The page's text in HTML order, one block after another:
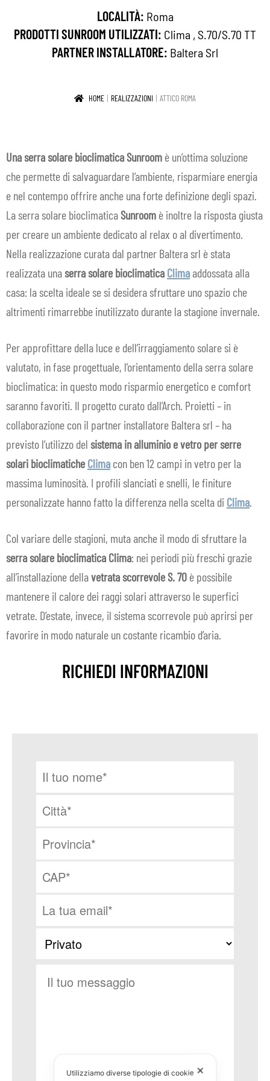
IN EVIDENZA
CONTATTI
LOCALITÀ: Roma
PRODOTTI SUNROOM UTILIZZATI: Clima , S.70/S.70 TT
PARTNER INSTALLATORE: Baltera Srl
HOME REALIZZAZIONI ATTICO ROMA
Una serra solare bioclimatica Sunroom è un’ottima soluzione
che permette di salvaguardare l’ambiente, risparmiare energia
e nel contempo offrire anche una forte definizione degli spazi.
La serra solare bioclimatica Sunroom è inoltre la risposta giusta
per creare un ambiente dedicato al relax o al divertimento.
Nella realizzazione curata dal partner Baltera srl è stata
realizzata una serra solare bioclimatica Clima addossata alla
casa: la scelta ideale se si desidera sfruttare uno spazio che
altrimenti rimarrebbe inutilizzato durante la stagione invernale.
Per approfittare della luce e dell’irraggiamento solare si è
valutato, in fase progettuale, l’orientamento della serra solare
bioclimatica: in questo modo risparmio energetico e comfort
saranno favoriti. Il progetto curato dall’Arch. Proietti – in
collaborazione con il partner installatore Baltera srl – ha
previsto l’utilizzo del sistema in alluminio e vetro per serre
solari bioclimatiche Clima con ben 12 campi in vetro per la
massima luminosità. I profili slanciati e snelli, le finiture
personalizzate hanno fatto la differenza nella scelta di Clima.
Col variare delle stagioni, muta anche il modo di sfruttare la
serra solare bioclimatica Clima: nei periodi più freschi grazie
all’installazione dellavetrata scorrevole S. 70 è possibile
mantenere il calore dei raggi solari attraverso le superfici
vetrate. D’estate, invece, il sistema scorrevole può aprirsi per
favorire in modo naturale un costante ricambio d’aria.
RICHIEDI INFORMAZIONI
✕
Utilizziamo diverse tipologie di cookie